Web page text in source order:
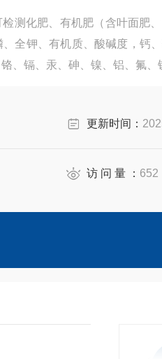
测化肥、有机肥（含叶面肥
全钾、有机质、酸碱度，钙
、镉、汞、砷、镍、铝、氟、
更新时间：
访 问 量 ： 652